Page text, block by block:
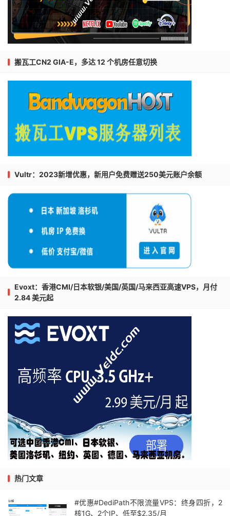
搬瓦工CN2 GIA-E，多达 12 个机房任意切换
Vultr：2023新增优惠，新用户免费赠送250美元账户余额
Evoxt：香港CMI/日本软银/美国/英国/马来西亚高速VPS，月付
2.84 美元起
热门文章
#优惠#DediPath不限流量VPS：终身四折，2
核1G、2个IP、低至$2.35/月